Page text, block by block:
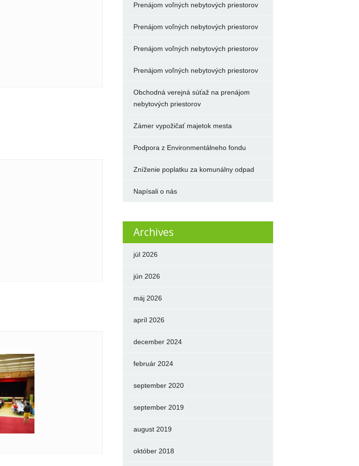
Prenájom voľných nebytových priestorov
Prenájom voľných nebytových priestorov
Prenájom voľných nebytových priestorov
Prenájom voľných nebytových priestorov
Obchodná verejná súťaž na prenájom
nebytových priestorov
Zámer vypožičať majetok mesta
Podpora z Environmentálneho fondu
Zníženie poplatku za komunálny odpad
Napísali o nás
Archives
júl 2026
jún 2026
máj 2026
apríl 2026
december 2024
február 2024
september 2020
september 2019
august 2019
október 2018